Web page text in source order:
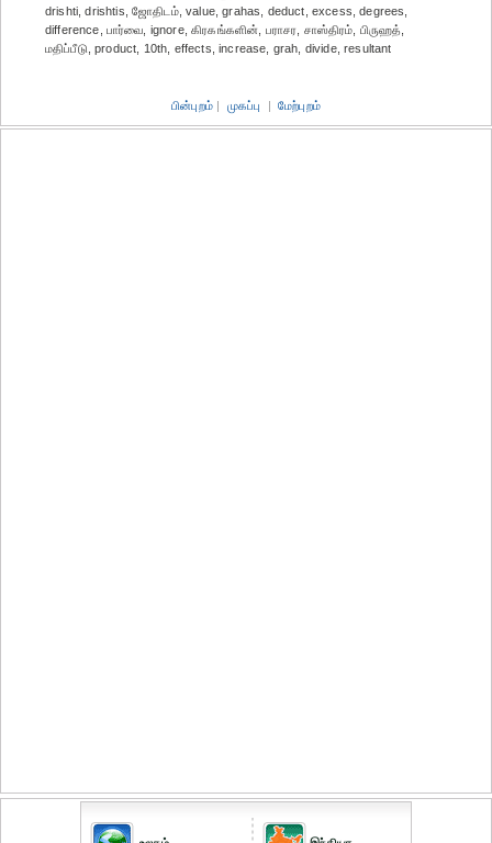
drishti, drishtis, ஜோதிடம், value, grahas, deduct, excess, degrees,
difference, பார்வை, ignore, கிரகங்களின், பராசர, சாஸ்திரம், பிருஹத்,
மதிப்பீடு, product, 10th, effects, increase, grah, divide, resultant
பின்புறம் | முகப்பு | மேற்புறம்